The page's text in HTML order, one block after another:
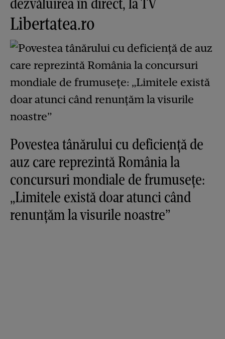
Libertatea.ro
Povestea tânărului cu deficiență de
auz care reprezintă România la
concursuri mondiale de frumusețe:
„Limitele există doar atunci când
renunțăm la visurile noastre”